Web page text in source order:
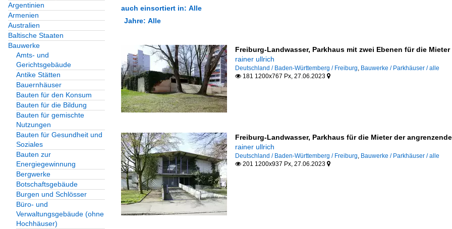
Argentinien
Armenien
Australien
Baltische Staaten
Bauwerke
Amts- und
Gerichtsgebäude
Antike Stätten
Bauernhäuser
Bauten für den Konsum
Bauten für die Bildung
Bauten für gemischte
Nutzungen
Bauten für Gesundheit und
Soziales
Bauten zur
Energiegewinnung
Bergwerke
Botschaftsgebäude
Burgen und Schlösser
Büro- und
Verwaltungsgebäude (ohne
Hochhäuser)
auch einsortiert in: Alle
Bauwerke
Bauten zur Energiegewinnung
Solaranlagen
Baden-Württemberg
Freiburg
LK Emmendingen
Schleswig-Holstein
Jahre: Alle
Alle Jahre
2010
2013
2014
2016
2017
2019
2020
2021
Freiburg-Landwasser, Parkhaus mit zwei Ebenen für die
rainer ullrich
Deutschland / Baden-Württemberg / Freiburg, Bauwerke / Parkhäuser / alle
181 1200x767 Px, 27.06.2023 
Freiburg-Landwasser, Parkhaus für die Mieter der
rainer ullrich
Deutschland / Baden-Württemberg / Freiburg, Bauwerke / Parkhäuser / alle
201 1200x937 Px, 27.06.2023 